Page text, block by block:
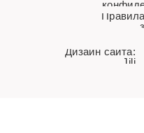
Дизайн сайта:
Jili